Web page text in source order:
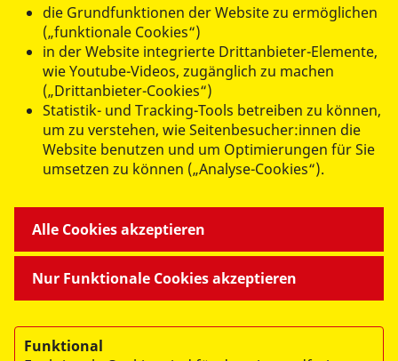
datenschutzkonform mitShariff
MITMACHEN & HELFEN
BESONDERE PROJEKTE
die Grundfunktionen der Website zu ermöglichen
(„funktionale Cookies“)
in der Website integrierte Drittanbieter-Elemente,
wie Youtube-Videos, zugänglich zu machen
(„Drittanbieter-Cookies“)
Statistik- und Tracking-Tools betreiben zu können,
um zu verstehen, wie Seitenbesucher:innen die
Website benutzen und um Optimierungen für Sie
umsetzen zu können („Analyse-Cookies“).
Nur Funktionale Cookies akzeptieren
Alle Cookies akzeptieren
Funktional